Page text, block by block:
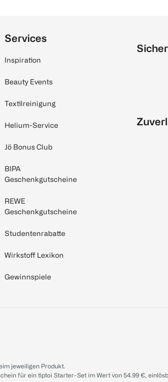
Services
Inspiration
Beauty Events
Textilreinigung
Helium-Service
Jö Bonus Club
BIPA
Geschenkgutscheine
REWE
Geschenkgutscheine
Studentenrabatte
Wirkstoff Lexikon
Gewinnspiele
jeweiligen Produkt.
für ein tiptoi Starter-Set im Wert von 54.99 €,